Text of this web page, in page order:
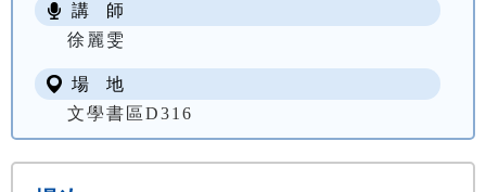
講 師
徐麗雯
場 地
文學書區D316